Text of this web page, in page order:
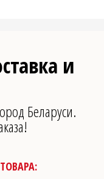
и
Беларуси.